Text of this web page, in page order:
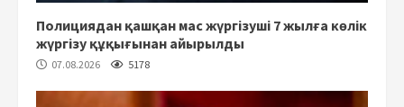
Полициядан қашқан мас жүргізуші 7 жылға көлік
жүргізу құқығынан айырылды
07.08.2026 5178